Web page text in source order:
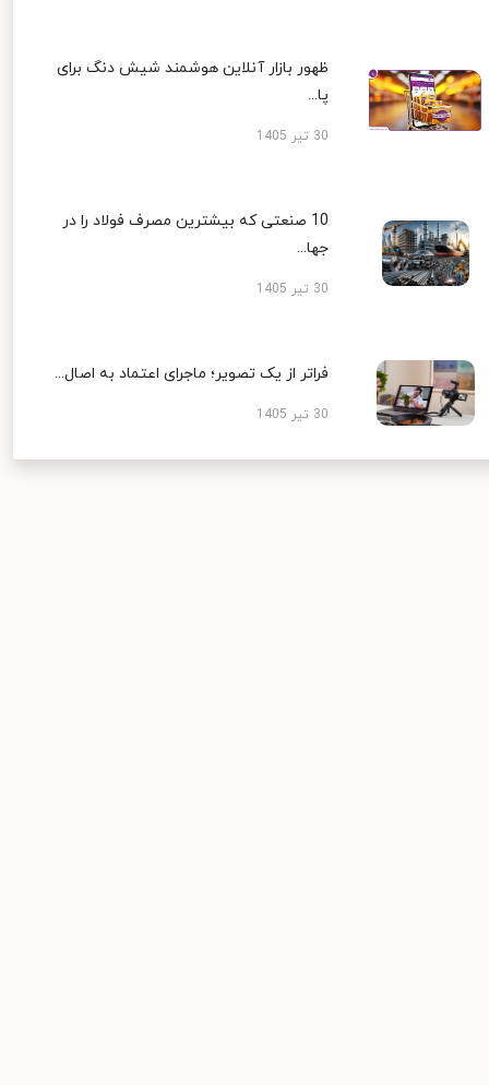
ظهور بازار آنلاین هوشمند شیش دنگ برای
پا...
30 تیر 1405
10 صنعتی که بیشترین مصرف فولاد را در
جها...
30 تیر 1405
فراتر از یک تصویر؛ ماجرای اعتماد به اصال...
30 تیر 1405